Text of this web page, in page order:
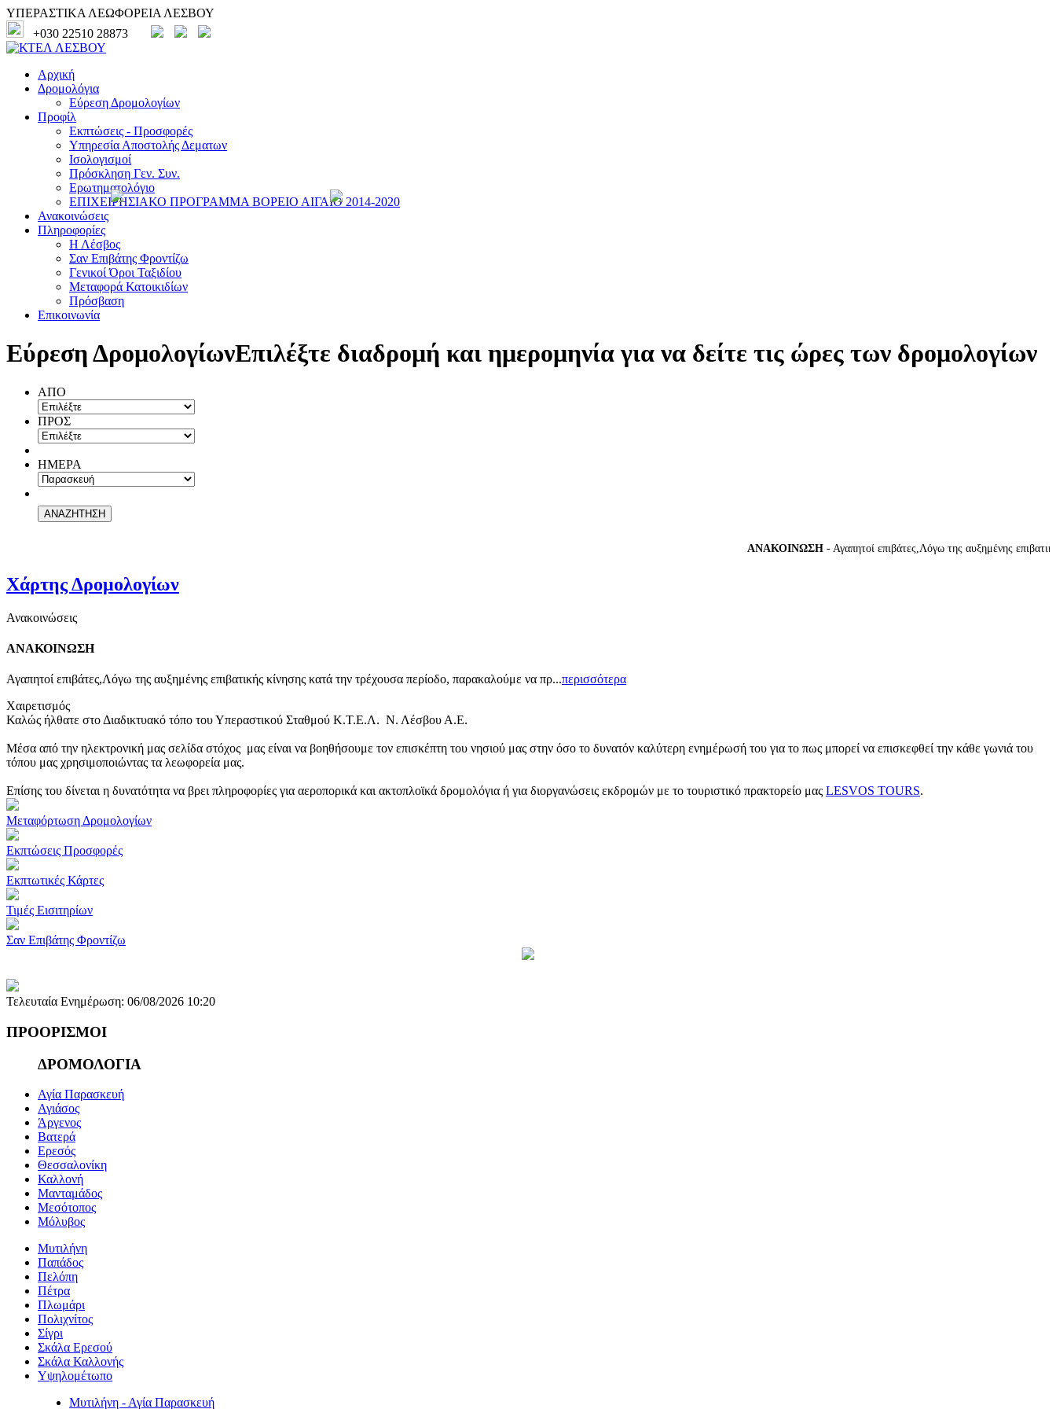
ΥΠΕΡΑΣΤΙΚΑ ΛΕΩΦΟΡΕΙΑ ΛΕΣΒΟΥ
+030 22510 28873
Αρχική
Δρομολόγια
Εύρεση Δρομολογίων
Προφίλ
Εκπτώσεις - Προσφορές
Υπηρεσία Αποστολής Δεματων
Ισολογισμοί
Πρόσκληση Γεν. Συν.
Ερωτηματολόγιο
ΕΠΙΧΕΙΡΗΣΙΑΚΟ ΠΡΟΓΡΑΜΜΑ ΒΟΡΕΙΟ ΑΙΓΑΙΟ 2014-2020
Ανακοινώσεις
Πληροφορίες
Η Λέσβος
Σαν Επιβάτης Φροντίζω
Γενικοί Όροι Ταξιδίου
Μεταφορά Κατοικιδίων
Πρόσβαση
Επικοινωνία
Εύρεση ΔρομολογίωνΕπιλέξτε διαδρομή και ημερομηνία για να δείτε τις ώρες των δρομολογίων
ΑΠΟ
ΠΡΟΣ
ΗΜΕΡΑ
ΑΝΑΚΟΙΝΩΣΗ- Αγαπητοί επιβάτες,Λόγω της αυξημένης
Χάρτης Δρομολογίων
Ανακοινώσεις
ΑΝΑΚΟΙΝΩΣΗ
Αγαπητοί επιβάτες,Λόγω της αυξημένης επιβατικής κίνησης κατά την τρέχουσα περίοδο, παρακαλούμε να πρ...περισσότερα
Χαιρετισμός
Καλώς ήλθατε στο Διαδικτυακό τόπο του Υπεραστικού Σταθμού Κ.Τ.Ε.Λ. Ν. Λέσβου Α.Ε.
Μέσα από την ηλεκτρονική μας σελίδα στόχος μας είναι να βοηθήσουμε τον επισκέπτη του νησιού μας στην όσο το δυνατόν καλύτερη ενημέρωσή του για το πως μπορεί να επισκεφθεί την κάθε γωνιά του
τόπου μας χρησιμοποιώντας τα λεωφορεία μας.
Επίσης του δίνεται η δυνατότητα να βρει πληροφορίες για αεροπορικά και ακτοπλοϊκά δρομολόγια ή για διοργανώσεις εκδρομών με το τουριστικό πρακτορείο μας LESVOS TOURS.
Μεταφόρτωση Δρομολογίων
Εκπτώσεις Προσφορές
Εκπτωτικές Κάρτες
Τιμές Εισιτηρίων
Σαν Επιβάτης Φροντίζω
Τελευταία Ενημέρωση: 06/08/2026 10:20
ΠΡΟΟΡΙΣΜΟΙ
ΔΡΟΜΟΛΟΓΙΑ
Αγία Παρασκευή
Αγιάσος
Άργενος
Βατερά
Ερεσός
Θεσσαλονίκη
Καλλονή
Μανταμάδος
Μεσότοπος
Μόλυβος
Μυτιλήνη
Παπάδος
Πελόπη
Πέτρα
Πλωμάρι
Πολιχνίτος
Σίγρι
Σκάλα Ερεσού
Σκάλα Καλλονής
Υψηλομέτωπο
Μυτιλήνη - Αγία Παρασκευή